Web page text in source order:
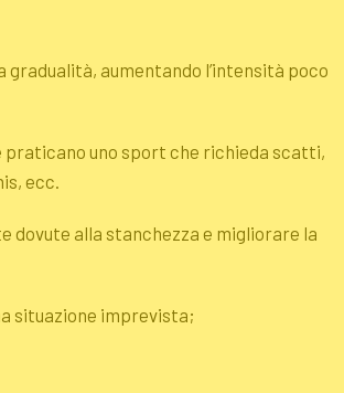
aumentando l’intensità poco
uno sport che richieda scatti,
ecc.
dovute alla stanchezza e migliorare la
situazione imprevista;